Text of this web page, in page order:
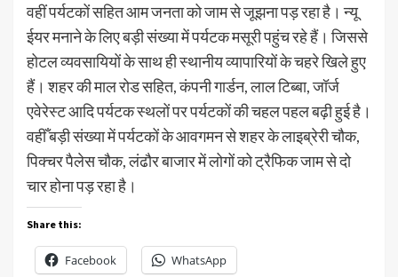
वहीं पर्यटकों सहित आम जनता को जाम से जूझना पड़ रहा है। न्यू
ईयर मनाने के लिए बड़ी संख्या में पर्यटक मसूरी पहुंच रहे हैं। जिससे
होटल व्यवसायियों के साथ ही स्थानीय व्यापारियों के चहरे खिले हुए
हैं। शहर की माल रोड सहित, कंपनी गार्डन, लाल टिब्बा, जॉर्ज
एवेरेस्ट आदि पर्यटक स्थलों पर पर्यटकों की चहल पहल बढ़ी हुई है।
वहीँ बड़ी संख्या में पर्यटकों के आवगमन से शहर के लाइब्रेरी चौक,
पिक्चर पैलेस चौक, लंढौर बाजार में लोगों को ट्रैफिक जाम से दो
चार होना पड़ रहा है।
Share this:
Facebook WhatsApp